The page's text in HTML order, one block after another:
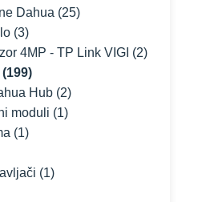
Dahua (25)
(3)
4MP - TP Link VIGI (2)
(199)
Hub (2)
moduli (1)
(1)
(1)